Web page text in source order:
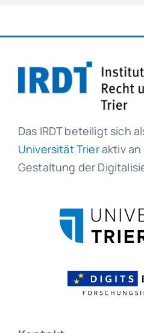
Das IRDT beteiligt sich
Universität Trieraktiv
Gestaltung der